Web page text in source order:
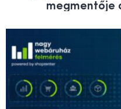
megmentője